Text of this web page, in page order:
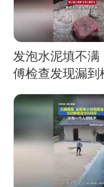
发泡水泥填不满
傅检查发现漏到
风口未延伸到外